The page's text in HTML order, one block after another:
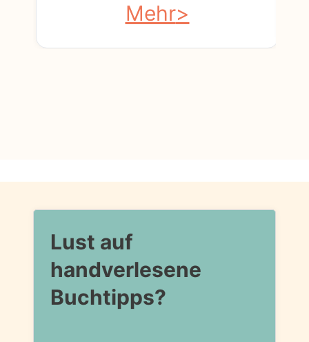
Mehr
Lust auf
handverlesene
Buchtipps?